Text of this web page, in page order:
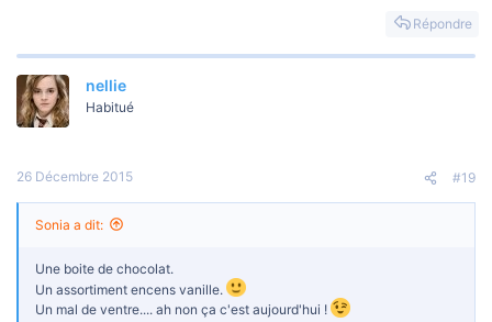
Répondre
nellie
Habitué
26 Décembre 2015 #19
Sonia a dit:
Une boite de chocolat.
Un assortiment encens vanille.
Un mal de ventre.... ah non ça c'est aujourd'hui !